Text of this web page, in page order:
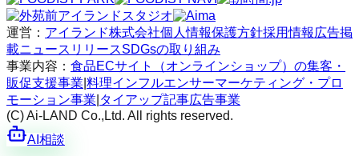
運営： アイランド株式会社個人情報保護方針採用情報 広告掲
載ニュースリリースSDGsの取り組み
事業内容： 食品ECサイト（オンラインショップ）の集客・
販促支援事業 料理インフルエンサーマーケティング・プロ
モーション事業 タイアップ記事広告事業
(C) Ai-LAND Co.,Ltd. All rights reserved.
AI相談